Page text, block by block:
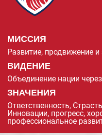
МИССИЯ
Развитие, продвижение
ВИДЕНИЕ
Объединение нации
ЗНАЧЕНИЯ
Ответственность,
Инновации, прогресс,
профессиональное